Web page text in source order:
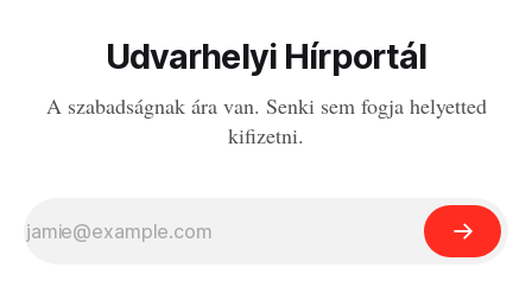
Udvarhelyi Hírportál
A szabadságnak ára van. Senki sem fogja helyetted
kifizetni.